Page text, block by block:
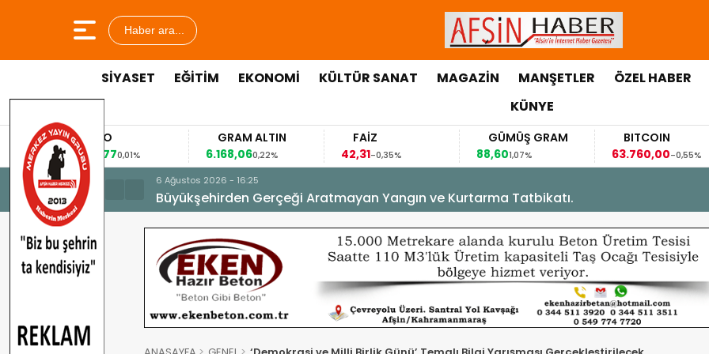
Haber ara...
SİYASET EĞİTİM EKONOMİ KÜLTÜR SANAT MAGAZİN MANŞETLER ÖZEL HABER
KÜNYE
EURO
53,84770,01%
GRAM ALTIN
0,22%
42,31
-0,35%
GÜMÜŞ GRAM
1,07%
BITCOIN
63.760,00
-0,55%
6 Ağustos 2026 - 16:25
Büyükşehirden Gerçeği Aratmayan Yangın ve Kurtarma Tatbikatı.